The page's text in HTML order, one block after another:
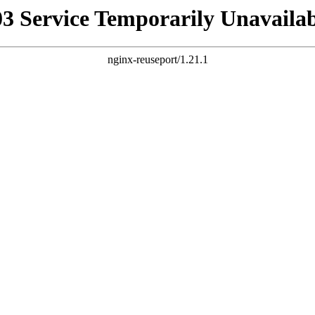
Service Temporarily
nginx-reuseport/1.21.1